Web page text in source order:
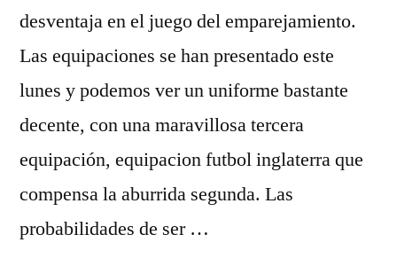
desventaja en el juego del emparejamiento.
Las equipaciones se han presentado este
lunes y podemos ver un uniforme bastante
decente, con una maravillosa tercera
equipación, equipacion futbol inglaterra que
compensa la aburrida segunda. Las
probabilidades de ser …